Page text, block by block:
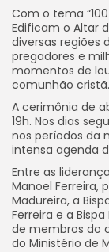
Com o tema
Edificam o Altar
diversas regiões
pregadores e
momentos de
comunhão cristã.
A cerimônia de
19h. Nos dias
nos períodos da
intensa agenda
Entre as
Manoel Ferreira,
Madureira, a
Ferreira e a
de membros do
do Ministério de